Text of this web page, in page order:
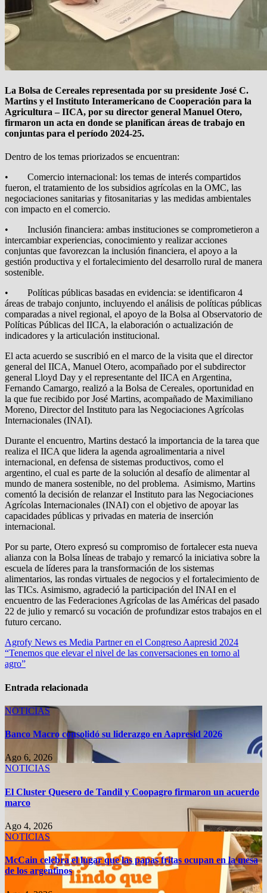
La Bolsa de Cereales representada por su presidente José C.
Martins y el Instituto Interamericano de Cooperación para la
Agricultura – IICA, por su director general Manuel Otero,
firmaron un acta en donde se planifican áreas de trabajo en
conjuntas para el período 2024-25.
Dentro de los temas priorizados se encuentran:
• Comercio internacional: los temas de interés compartidos
fueron, el tratamiento de los subsidios agrícolas en la OMC, las
negociaciones sanitarias y fitosanitarias y las medidas ambientales
con impacto en el comercio.
• Inclusión financiera: ambas instituciones se comprometieron a
intercambiar experiencias, conocimiento y realizar acciones
conjuntas que favorezcan la inclusión financiera, el apoyo a la
gestión productiva y el fortalecimiento del desarrollo rural de manera
sostenible.
• Políticas públicas basadas en evidencia: se identificaron 4
áreas de trabajo conjunto, incluyendo el análisis de políticas públicas
comparadas a nivel regional, el apoyo de la Bolsa al Observatorio de
Políticas Públicas del IICA, la elaboración o actualización de
indicadores y la articulación institucional.
El acta acuerdo se suscribió en el marco de la visita que el director
general del IICA, Manuel Otero, acompañado por el subdirector
general Lloyd Day y el representante del IICA en Argentina,
Fernando Camargo, realizó a la Bolsa de Cereales, oportunidad en
la que fue recibido por José Martins, acompañado de Maximiliano
Moreno, Director del Instituto para las Negociaciones Agrícolas
Internacionales (INAI).
Durante el encuentro, Martins destacó la importancia de la tarea que
realiza el IICA que lidera la agenda agroalimentaria a nivel
internacional, en defensa de sistemas productivos, como el
argentino, el cual es parte de la solución al desafío de alimentar al
mundo de manera sostenible, no del problema. Asimismo, Martins
comentó la decisión de relanzar el Instituto para las Negociaciones
Agrícolas Internacionales (INAI) con el objetivo de apoyar las
capacidades públicas y privadas en materia de inserción
internacional.
Por su parte, Otero expresó su compromiso de fortalecer esta nueva
alianza con la Bolsa líneas de trabajo y remarcó la iniciativa sobre la
escuela de líderes para la transformación de los sistemas
alimentarios, las rondas virtuales de negocios y el fortalecimiento de
las TICs. Asimismo, agradeció la participación del INAI en el
encuentro de las Federaciones Agrícolas de las Américas del pasado
22 de julio y remarcó su vocación de profundizar estos trabajos en el
futuro cercano.
Navegación
de
Agrofy News es Media Partner en el Congreso Aapresid 2024
“Tenemos que elevar el nivel de las conversaciones en torno al
agro”
Entrada relacionada
NOTICIAS
Banco Macro consolidó su liderazgo en Aapresid 2026
Ago 6, 2026
NOTICIAS
El Cluster Quesero de Tandil y Coopagro firmaron un acuerdo
marco
Ago 4, 2026
NOTICIAS
McCain celebra el lugar que las papas fritas ocupan en la mesa
de los argentinos